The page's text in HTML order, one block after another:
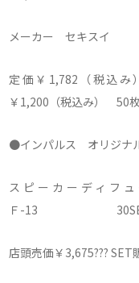
メーカー セ
定価￥1,782
￥1,200（税込み） 50
●インパルス オリジナ
スピーカー
Ｆ-13 30SET
店頭売価￥3,675??? SET